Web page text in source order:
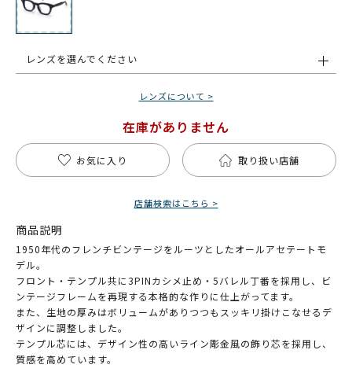
レンズを選んでください
レンズについて >
在庫がありません
お気に入り 取り扱い店舗
店舗検索はこちら >
商品説明
1950年代のフレンチビンテージをルーツとしたオールアセテートモ
デル。
フロント・テンプル共に3PINカシメ止め・5バレル丁番を採用し、ビ
ンテージフレームを再現する本格的な作りに仕上がってます。
また、生地の厚みはボリュームがありつつもスッキリ掛けこなせるデ
ザインに調整しました。
テンプル芯には、デザイン性の高いライン彫金風の飾り芯を採用し、
質感を高めています。